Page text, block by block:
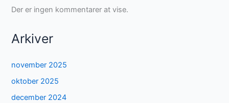
Der er ingen kommentarer at vise.
Arkiver
november 2025
oktober 2025
december 2024